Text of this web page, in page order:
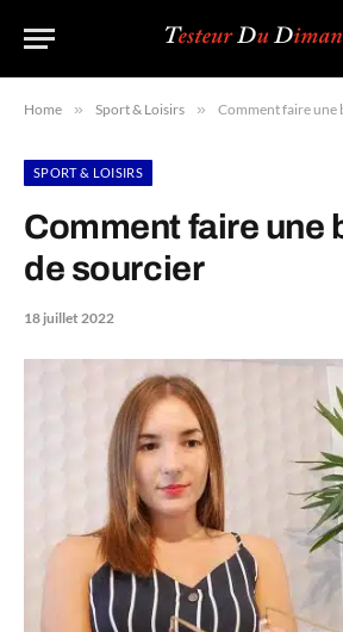
Home » Sport & Loisirs » Comment faire une
SPORT & LOISIRS
Comment faire une
de sourcier
18 juillet 2022